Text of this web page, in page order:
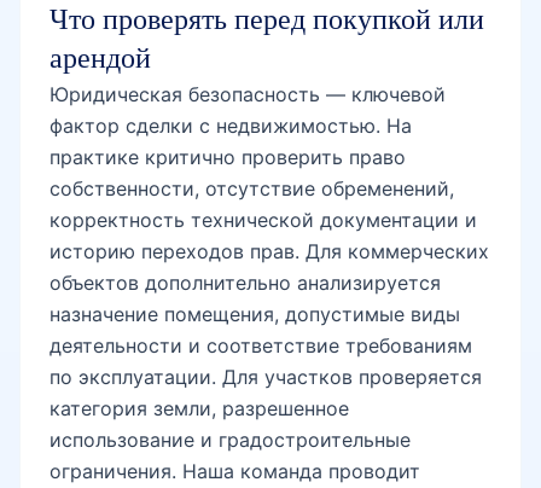
Ташкентленд
Что проверять перед покупкой или
арендой
Юридическая безопасность — ключевой
фактор сделки с недвижимостью. На
практике критично проверить право
собственности, отсутствие обременений,
корректность технической документации и
историю переходов прав. Для коммерческих
объектов дополнительно анализируется
назначение помещения, допустимые виды
деятельности и соответствие требованиям
по эксплуатации. Для участков проверяется
категория земли, разрешенное
использование и градостроительные
ограничения. Наша команда проводит